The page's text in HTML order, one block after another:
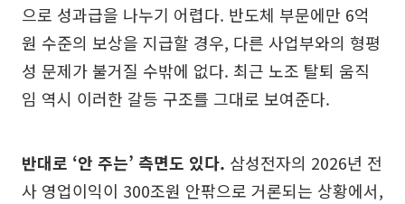
으로 성과급을 나누기 어렵다. 반도체 부문에만 6억
원 수준의 보상을 지급할 경우, 다른 사업부와의 형평
성 문제가 불거질 수밖에 없다. 최근 노조 탈퇴 움직
임 역시 이러한 갈등 구조를 그대로 보여준다.
반대로 ‘안 주는’ 측면도 있다. 삼성전자의 2026년 전
사 영업이익이 300조원 안팎으로 거론되는 상황에서,